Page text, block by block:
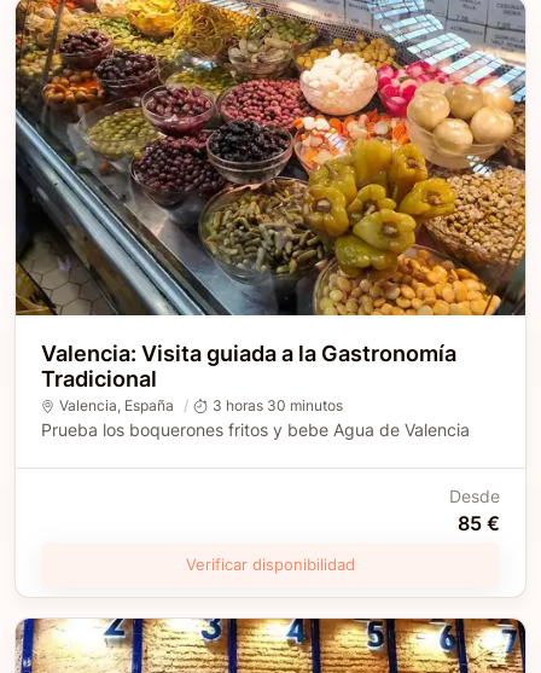
Valencia: Visita guiada a la Gastronomía
Tradicional
Valencia, España 3 horas 30 minutos
Prueba los boquerones fritos y bebe Agua de Valencia
Desde
85 €
Verificar disponibilidad